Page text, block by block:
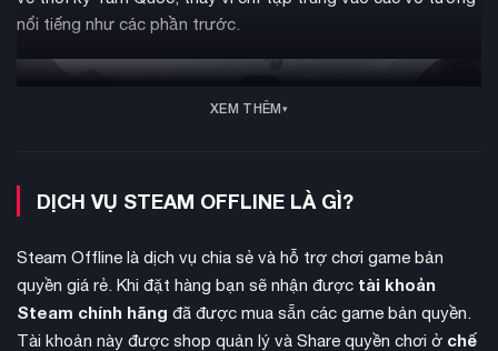
nổi tiếng như các phần trước.
XEM THÊM
DỊCH VỤ STEAM OFFLINE LÀ GÌ?
Steam Offline là dịch vụ chia sẻ và hỗ trợ chơi game bản
quyền giá rẻ. Khi đặt hàng bạn sẽ nhận được tài khoản
Steam chính hãng đã được mua sẵn các game bản quyền.
Tài khoản này được shop quản lý và Share quyền chơi ở chế